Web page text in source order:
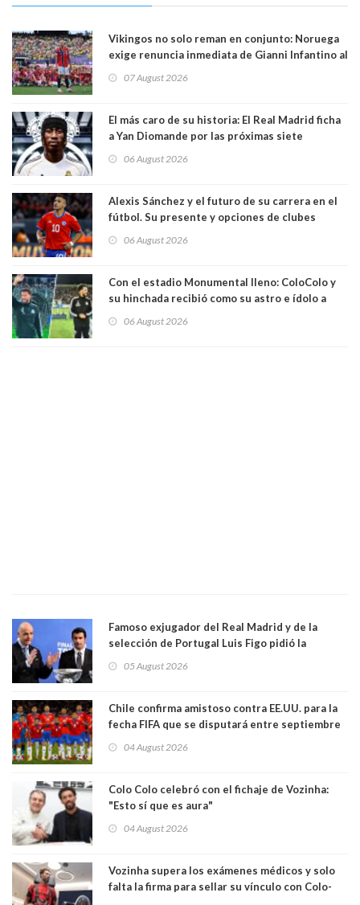
Vikingos no solo reman en conjunto: Noruega
exige renuncia inmediata de Gianni Infantino al
07 August 2026
El más caro de su historia: El Real Madrid ficha
a Yan Diomande por las próximas siete
06 August 2026
Alexis Sánchez y el futuro de su carrera en el
fútbol. Su presente y opciones de clubes
06 August 2026
Con el estadio Monumental lleno: ColoColo y
su hinchada recibió como su astro e ídolo a
06 August 2026
Famoso exjugador del Real Madrid y de la
selección de Portugal Luis Figo pidió la
comportamiento más bajo y cobarde que he
05 August 2026
Chile confirma amistoso contra EE.UU. para la
fecha FIFA que se disputará entre septiembre
04 August 2026
Colo Colo celebró con el fichaje de Vozinha:
"Esto sí que es aura"
04 August 2026
Vozinha supera los exámenes médicos y solo
falta la firma para sellar su vínculo con Colo-